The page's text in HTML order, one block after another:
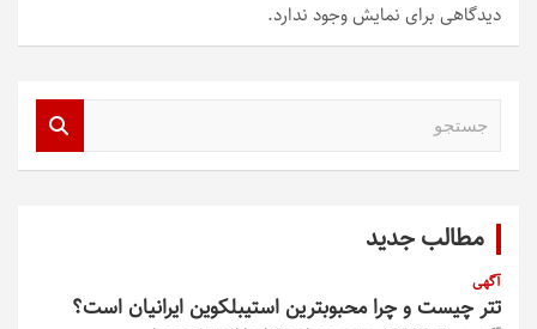
دیدگاهی برای نمایش وجود ندارد.
مطالب جدید
آگهی
تتر چیست و چرا محبوبترین استیبلکوین ایرانیان است؟